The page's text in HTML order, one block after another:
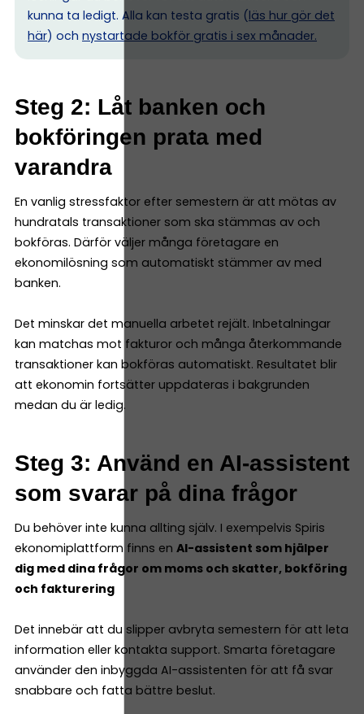
kunna ta ledigt. Alla kan testa gratis (läs hur gör det
här) och nystartade bokför gratis i sex månader.
Steg 2: Låt banken och
bokföringen prata med
varandra
En vanlig stressfaktor efter semestern är att mötas av
hundratals transaktioner som ska stämmas av och
bokföras. Därför väljer många företagare en
ekonomilösning som automatiskt stämmer av med
banken.
Det minskar det manuella arbetet rejält. Inbetalningar
kan matchas mot fakturor och många återkommande
transaktioner kan bokföras automatiskt. Resultatet blir
att ekonomin fortsätter uppdateras i bakgrunden
medan du är ledig.
Steg 3: Använd en AI-assistent
som svarar på dina frågor
Du behöver inte kunna allting själv. I exempelvis Spiris
ekonomiplattform finns en AI-assistent som hjälper
dig med dina frågor om moms och skatter, bokföring
och fakturering
Det innebär att du slipper avbryta semestern för att leta
information eller kontakta support. Smarta företagare
använder den inbyggda AI-assistenten för att få svar
snabbare och fatta bättre beslut.